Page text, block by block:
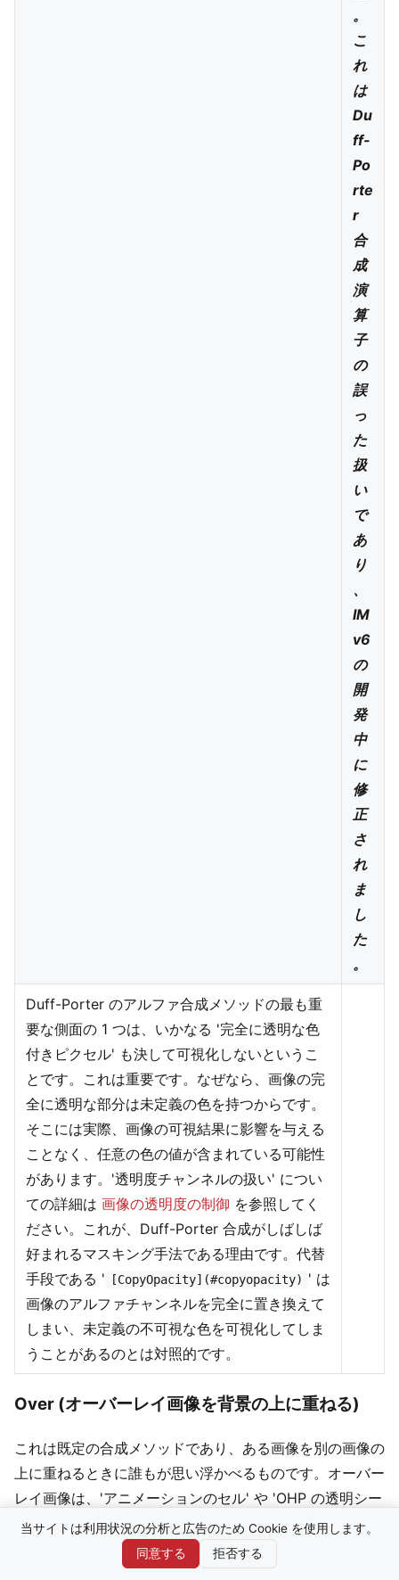
。
こ
れ
は
Du
ff-
Po
rte
r
合
成
演
算
子
の
誤
っ
た
扱
い
で
あ
り
、
IM
v6
の
開
発
中
に
修
正
さ
れ
ま
し
た
。
Duff-Porter のアルファ合成メソッドの最も重
要な側面の 1 つは、いかなる '完全に透明な色
付きピクセル' も決して可視化しないというこ
とです。これは重要です。なぜなら、画像の完
全に透明な部分は未定義の色を持つからです。
そこには実際、画像の可視結果に影響を与える
ことなく、任意の色の値が含まれている可能性
があります。'透明度チャンネルの扱い' につい
ての詳細は 画像の透明度の制御 を参照してく
ださい。これが、Duff-Porter 合成がしばしば
好まれるマスキング手法である理由です。代替
手段である '
[CopyOpacity](#copyopacity) ' は
画像のアルファチャンネルを完全に置き換えて
しまい、未定義の不可視な色を可視化してしま
うことがあるのとは対照的です。
Over (オーバーレイ画像を背景の上に重ねる)
これは既定の合成メソッドであり、ある画像を別の画像の
上に重ねるときに誰もが思い浮かべるものです。オーバー
レイ画像は、'アニメーションのセル' や 'OHP の透明シー
ト' を背景のシーンや画像の上に置けるのと同じように、
background 画像の '上に' 置かれます。あまりに一般的
なので、これ以上多くを語る必要はないと思います。で
当サイトは利用状況の分析と広告のため Cookie を使用します。
同意する 拒否する